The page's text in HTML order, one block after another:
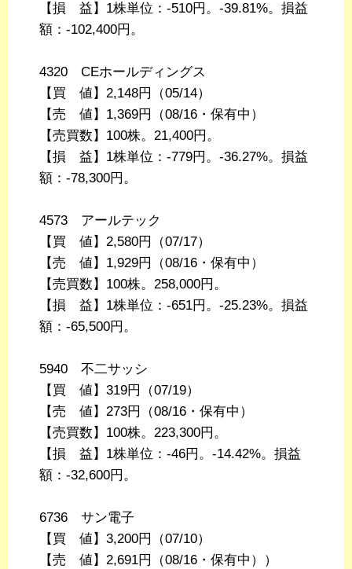
【損 益】1株単位：-510円。-39.81%。損益
額：-102,400円。
4320 CEホールディングス
【買 値】2,148円（05/14）
【売 値】1,369円（08/16・保有中）
【売買数】100株。21,400円。
【損 益】1株単位：-779円。-36.27%。損益
額：-78,300円。
4573 アールテック
【買 値】2,580円（07/17）
【売 値】1,929円（08/16・保有中）
【売買数】100株。258,000円。
【損 益】1株単位：-651円。-25.23%。損益
額：-65,500円。
5940 不二サッシ
【買 値】319円（07/19）
【売 値】273円（08/16・保有中）
【売買数】100株。223,300円。
【損 益】1株単位：-46円。-14.42%。損益
額：-32,600円。
6736 サン電子
【買 値】3,200円（07/10）
【売 値】2,691円（08/16・保有中））